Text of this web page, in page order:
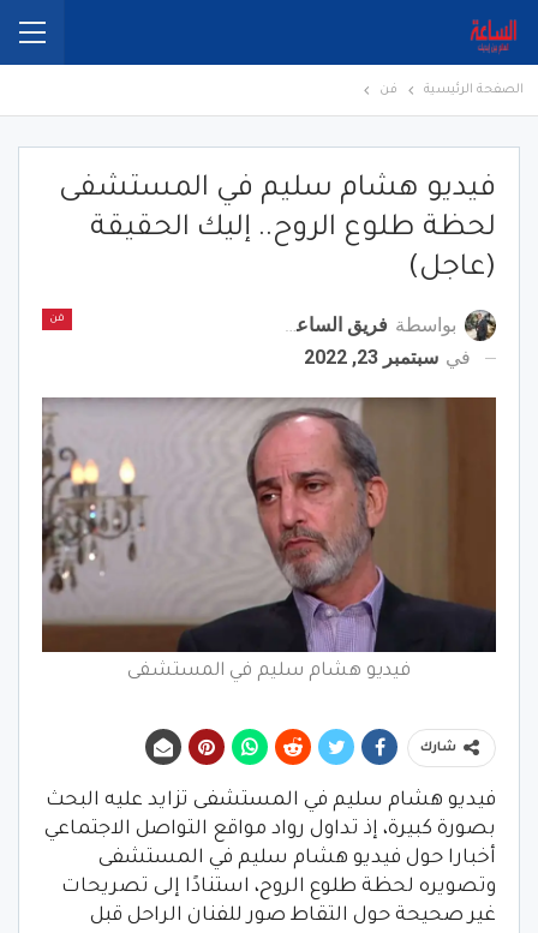
الصفحة الرئيسية فن
فيديو هشام سليم في المستشفى
لحظة طلوع الروح.. إليك الحقيقة
(عاجل)
فن بواسطة فريق الساعة برس
في سبتمبر 23, 2022
فيديو هشام سليم في المستشفى
شارك
فيديو هشام سليم في المستشفى تزايد عليه البحث
بصورة كبيرة، إذ تداول رواد مواقع التواصل الاجتماعي
أخبارا حول فيديو هشام سليم في المستشفى
وتصويره لحظة طلوع الروح، استنادًا إلى تصريحات
غير صحيحة حول التقاط صور للفنان الراحل قبل